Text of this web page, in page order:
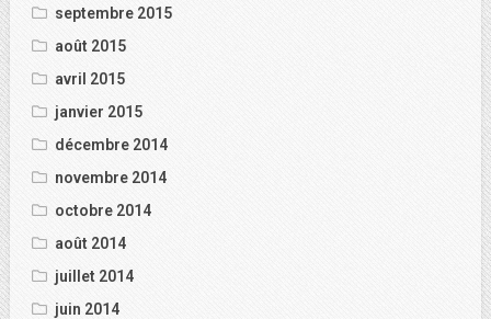
septembre 2015
août 2015
avril 2015
janvier 2015
décembre 2014
novembre 2014
octobre 2014
août 2014
juillet 2014
juin 2014